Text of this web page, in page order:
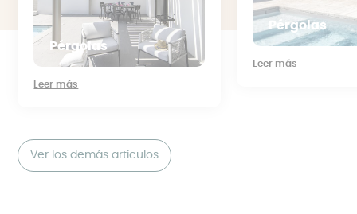
Pérgolas
Leer más
Pérgolas
Leer más
Ver los demás artículos